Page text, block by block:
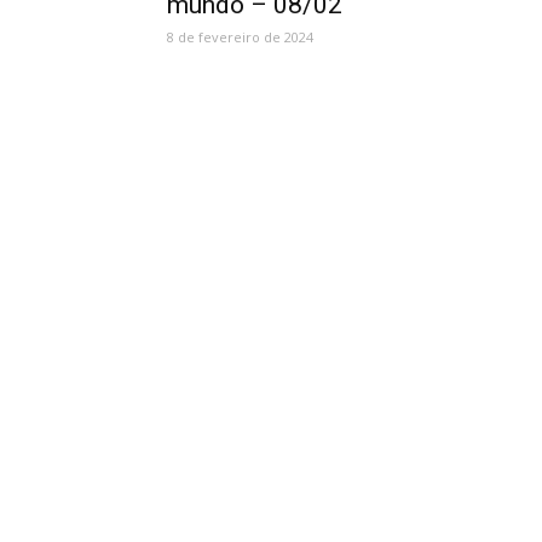
8 de fevereiro de 2024